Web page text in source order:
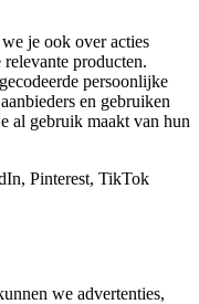
je ook over acties
producten.
persoonlijke
en gebruiken
al gebruik maakt van hun
Pinterest, TikTok
we advertenties,